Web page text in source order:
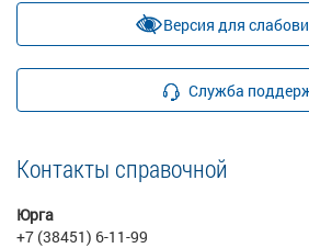
Версия для
Служба
Контакты справочной
Юрга
+7 (38451) 6-11-99